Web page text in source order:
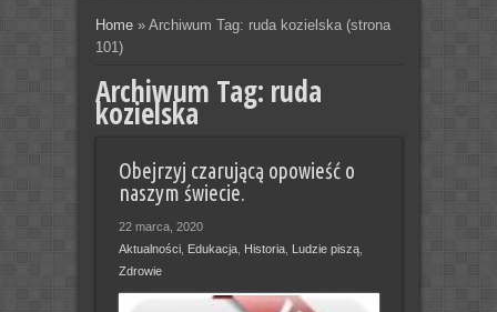
Home» Archiwum Tag: ruda kozielska(strona
101)
Archiwum Tag: ruda
kozielska
Obejrzyj czarującą opowieść o
naszym świecie.
22 marca, 2020
Aktualności, Edukacja, Historia, Ludzie piszą,
Zdrowie